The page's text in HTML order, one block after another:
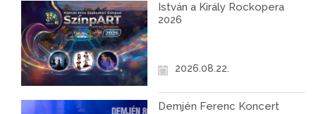
István a Király Rockopera
2026
2026.08.22.
Demjén Ferenc Koncert